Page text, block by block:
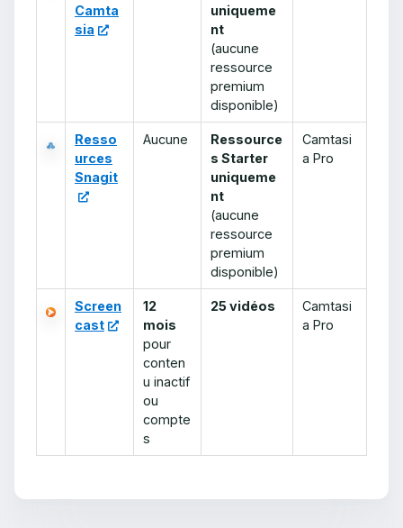
Camta
sia
uniqueme
nt
(aucune
ressource
premium
disponible)
Resso
urces
Snagit
Aucune
Ressource
s Starter
uniqueme
nt
(aucune
ressource
premium
disponible)
Camtasi
a Pro
Screen
cast
12
mois
pour
conten
u inactif
ou
compte
s
25 vidéos
Camtasi
a Pro